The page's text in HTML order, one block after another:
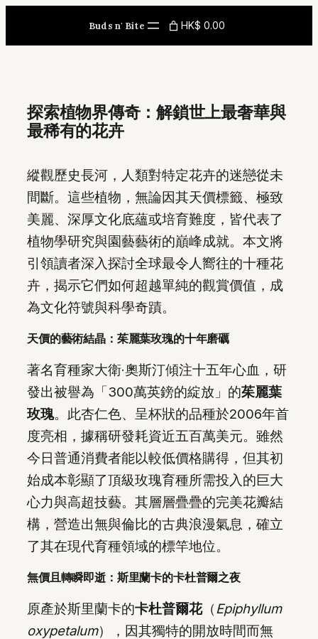
content
Buds n' Bite HK$ 0.00
探索植物界傳奇：解鎖世上最奢華與
最稀有的花卉
縱觀歷史長河，人類對特定花卉的迷戀從未
間斷。這些植物，無論因其天價標籤、極致
美麗、深厚文化底蘊或培育難度，皆代表了
植物學研究與園藝藝術的巔峰成就。本文將
引領讀者深入探討全球最令人嚮往的十種花
卉，揭示它們如何超越單純的觀賞價值，成
為文化符號與科學奇蹟。
天價的藝術結晶：茱麗葉玫瑰的十年磨礪
著名育種家大衛·奧斯汀傾注十五年心血，研
發出被譽為「300萬英鎊的綻放」的茱麗葉
玫瑰。此杏仁色、呈杯狀的品種於2006年首
度亮相，據稱研發耗資近五百萬美元。雖然
今日普通消費者能以較低價格購得，但其初
始成本彰顯了頂級玫瑰育種所需投入的巨大
心力與高超技藝。其層層疊疊的完美花瓣結
構，營造出無與倫比的古典浪漫氣息，確立
了其在現代育種領域的標竿地位。
無價且轉瞬即逝：斯里蘭卡的卡杜普爾之夜
原產於斯里蘭卡的卡杜普爾花（ Epiphyllum
oxypetalum），因其獨特的開放時間而無